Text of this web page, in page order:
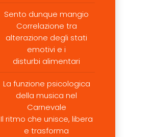
Sento dunque mangio
Correlazione tra
alterazione degli stati
emotivi e i
disturbi alimentari
La funzione psicologica
della musica nel
Carnevale
Il ritmo che unisce, libera
e trasforma